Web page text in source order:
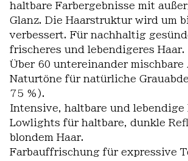
haltbare Farbergebnisse mit
Glanz. Die Haarstruktur wird um
verbessert. Für nachhaltig
frischeres und lebendigeres Haar.
Über 60 untereinander mischbare
Naturtöne für natürliche
75 %).
Intensive, haltbare und lebendige
Lowlights für haltbare, dunkle
blondem Haar.
Farbauffrischung für expressive